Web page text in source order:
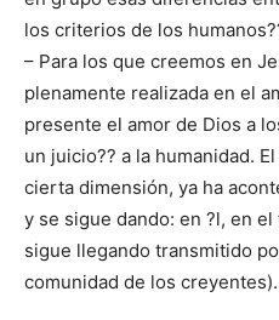
los criterios de los
– Para los que creemos en
plenamente realizada en el
presente el amor de Dios a
un juicio?? a la humanidad.
cierta dimensión, ya ha
y se sigue dando: en ?l, en
sigue llegando transmitido
comunidad de los creyentes).